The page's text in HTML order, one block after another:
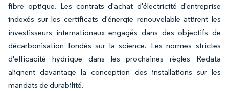
fibre optique. Les contrats d'achat d'électricité d'entreprise
indexés sur les certificats d'énergie renouvelable attirent les
investisseurs internationaux engagés dans des objectifs de
décarbonisation fondés sur la science. Les normes strictes
d'efficacité hydrique dans les prochaines règles Redata
alignent davantage la conception des installations sur les
mandats de durabilité.